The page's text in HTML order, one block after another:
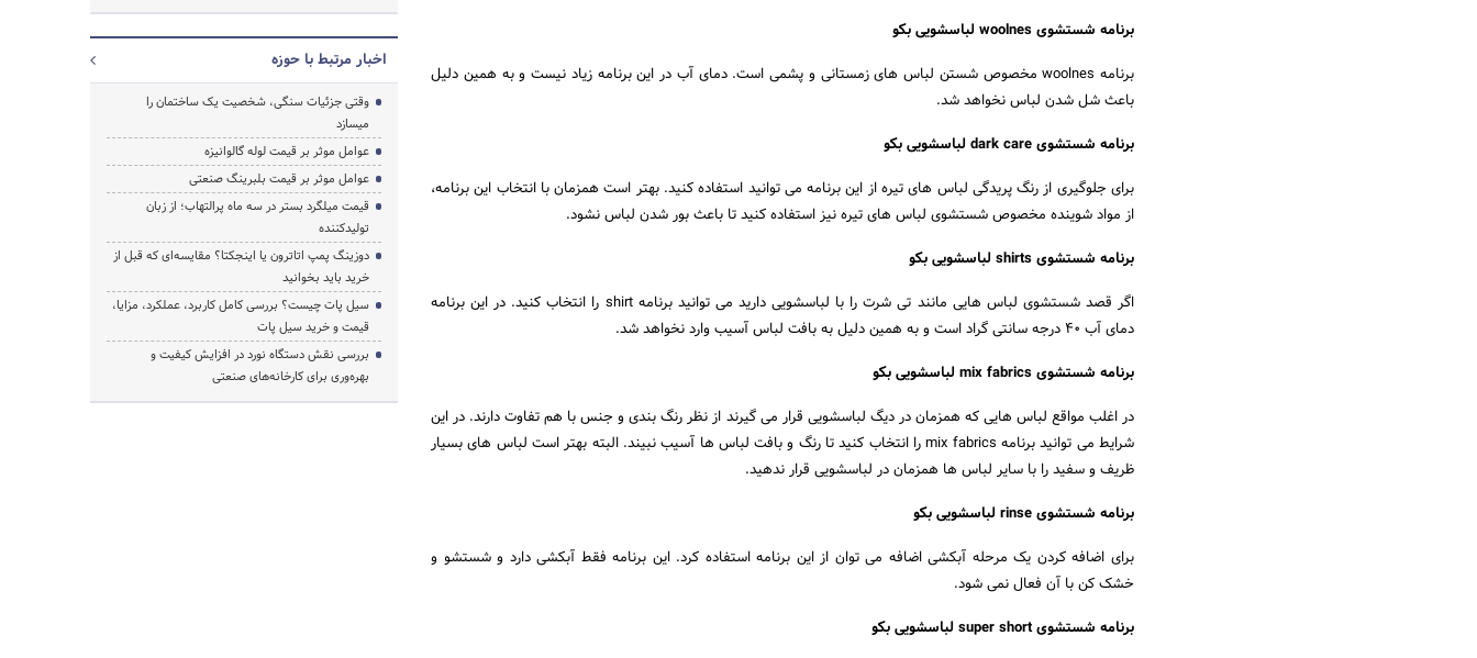
برنامه شستشوی woolnes لباسشویی بکو
برنامه woolnes مخصوص شستن لباس های زمستانی و پشمی است. دمای آب در این برنامه زیاد نیست و به همین دلیل
باعث شل شدن لباس نخواهد شد.
برنامه شستشوی dark care لباسشویی بکو
برای جلوگیری از رنگ پریدگی لباس های تیره از این برنامه می توانید استفاده کنید. بهتر است همزمان با انتخاب این برنامه،
از مواد شوینده مخصوص شستشوی لباس های تیره نیز استفاده کنید تا باعث بور شدن لباس نشود.
برنامه شستشوی shirts لباسشویی بکو
اگر قصد شستشوی لباس هایی مانند تی شرت را با لباسشویی دارید می توانید برنامه shirt را انتخاب کنید. در این برنامه
دمای آب 40 درجه سانتی گراد است و به همین دلیل به بافت لباس آسیب وارد نخواهد شد.
برنامه شستشوی mix fabrics لباسشویی بکو
در اغلب مواقع لباس هایی که همزمان در دیگ لباسشویی قرار می گیرند از نظر رنگ بندی و جنس با هم تفاوت دارند. در این
شرایط می توانید برنامه mix fabrics را انتخاب کنید تا رنگ و بافت لباس ها آسیب نبیند. البته بهتر است لباس های بسیار
ظریف و سفید را با سایر لباس ها همزمان در لباسشویی قرار ندهید.
برنامه شستشوی rinse لباسشویی بکو
برای اضافه کردن یک مرحله آبکشی اضافه می توان از این برنامه استفاده کرد. این برنامه فقط آبکشی دارد و شستشو و
خشک کن با آن فعال نمی شود.
برنامه شستشوی super short لباسشویی بکو
اخبار مرتبط با حوزه
وقتی جزئیات سنگی، شخصیت یک ساختمان را
میسازد
عوامل موثر بر قیمت لوله گالوانیزه
عوامل موثر بر قیمت بلبرینگ صنعتی
قیمت میلگرد بستر در سه ماه پرالتهاب؛ از زبان
تولیدکننده
دوزینگ پمپ اتاترون یا اینجکتا؟ مقایسه‌ای که قبل از
خرید باید بخوانید
سیل پات چیست؟ بررسی کامل کاربرد، عملکرد، مزایا،
قیمت و خرید سیل پات
بررسی نقش دستگاه نورد در افزایش کیفیت و
بهره‌وری برای کارخانه‌های صنعتی